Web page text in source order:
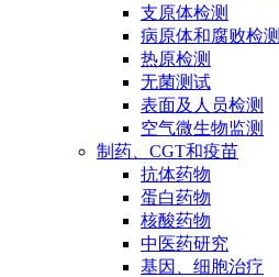
支原体检测
病原体和腐败检测
热原检测
无菌测试
表面及人员检测
空气微生物监测
制药、CGT和疫苗
抗体药物
蛋白药物
核酸药物
中医药研究
基因、细胞治疗